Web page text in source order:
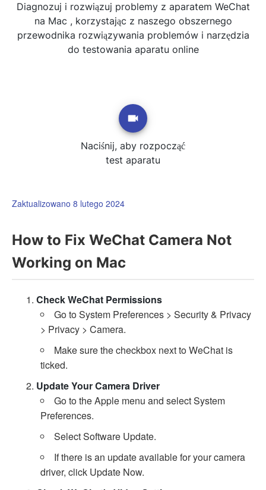
Diagnozuj i rozwiązuj problemy z aparatem WeChat
na Mac , korzystając z naszego obszernego
przewodnika rozwiązywania problemów i narzędzia
do testowania aparatu online
Naciśnij, aby rozpocząć
test aparatu
Zaktualizowano 8 lutego 2024
How to Fix WeChat Camera Not
Working on Mac
Check WeChat Permissions
Go to System Preferences > Security & Privacy
> Privacy > Camera.
Make sure the checkbox next to WeChat is
ticked.
Update Your Camera Driver
Go to the Apple menu and select System
Preferences.
Select Software Update.
If there is an update available for your camera
driver, click Update Now.